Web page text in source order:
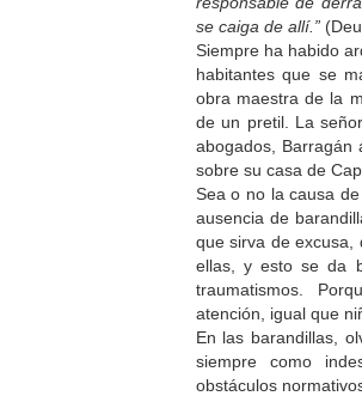
se caiga de allí.”
Siempre ha habido
habitantes que se
obra maestra de la
de un pretil. La
abogados, Barragán
sobre su casa de
Sea o no la causa
ausencia de
que sirva de excusa,
ellas, y esto se da
traumatismos.
atención, igual que
En las barandillas,
siempre como
obstáculos